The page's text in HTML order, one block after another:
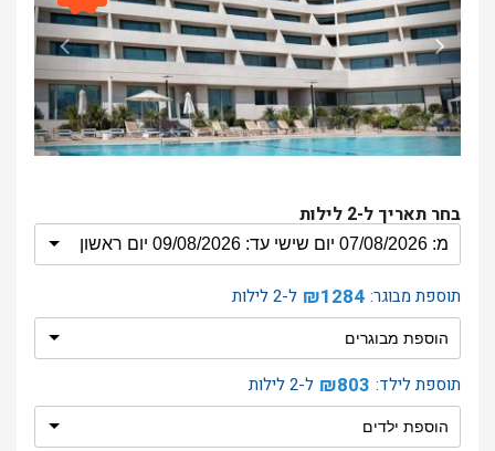
בחר תאריך ל-2 לילות
תוספת מבוגר: ₪1284 ל-2 לילות
תוספת לילד: ₪803 ל-2 לילות